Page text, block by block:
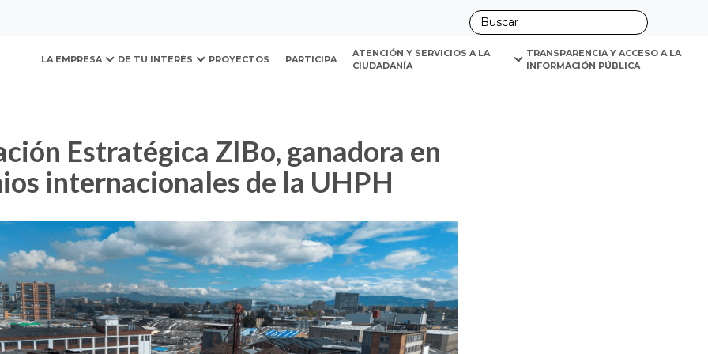
LA EMPRESA DE TU INTERÉS PROYECTOS PARTICIPA
ATENCIÓN Y SERVICIOS A LA
CIUDADANÍA
TRANSPARENCIA Y ACCESO A LA
INFORMACIÓN PÚBLICA
internacionales de la UHPH